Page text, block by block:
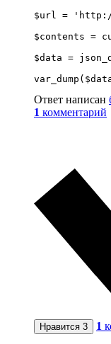
$url =
$contents =
$data =
Ответ написан
1 комментарий
Нравится 3 1